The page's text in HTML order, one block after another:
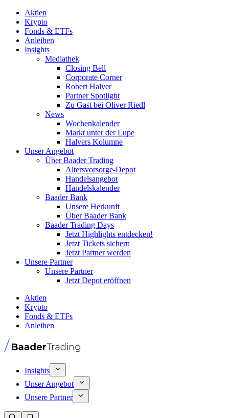
Aktien
Krypto
Fonds & ETFs
Anleihen
Insights
Mediathek
Closing Bell
Corporate Corner
Robert Halver
Partner Spotlight
Zu Gast bei Oliver Riedl
News
Wochenkalender
Markt unter der Lupe
Halvers Kolumne
Unser Angebot
Über Baader Trading
Altersvorsorge-Depot
Handelsangebot
Handelskalender
Baader Bank
Unsere Herkunft
Über Baader Bank
Baader Trading Days
Jetzt Highlights entdecken!
Jetzt Tickets sichern
Jetzt Partner werden
Unsere Partner
Unsere Partner
Jetzt Depot eröffnen
Aktien
Krypto
Fonds & ETFs
Anleihen
Insights
Unser Angebot
Unsere Partner